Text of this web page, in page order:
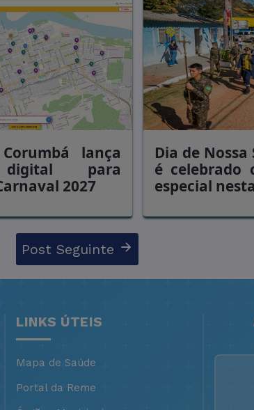
lança
digital para
2027
Dia de
é celebrado
especial
Post Seguinte
LINKS ÚTEIS
Mapa de Saúde
Portal da Reme